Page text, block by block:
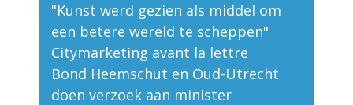
"Kunst werd gezien als middel om
een betere wereld te scheppen"
Citymarketing avant la lettre
Bond Heemschut en Oud-Utrecht
doen verzoek aan minister